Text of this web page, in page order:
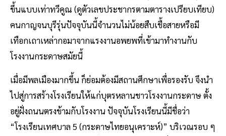
ขึ้นแบบเท่าทวีคูณ (ดูตัวเลขประชากรตามตารางเปรียบเทียบ)
คนกาญจนบุรีรุ่นปัจจุบันนี้จำนวนไม่น้อยสืบเชื้อสายหรือมี
เทือกเถาเหล่ากอมาจากแรงงานอพยพที่เข้ามาทำงานกับ
โรงงานกระดาษสมัยนี้
เมื่อมีพลเมืองมากขึ้น ก็ย่อมต้องมีสถานศึกษาเพื่อรองรับ จึงนำ
ไปสู่การสร้างโรงเรียนให้แก่บุตรหลานชาวโรงงานกระดาษ ตั้ง
อยู่ฝั่งถนนตรงข้ามกับโรงงาน ปัจจุบันโรงเรียนนี้มีชื่อว่า
“โรงเรียนเทศบาล 5 (กระดาษไทยอนุเคราะห์)” บริเวณรอบ ๆ